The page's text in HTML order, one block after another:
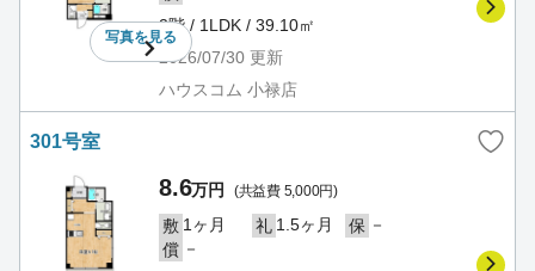
写真を見る
2階 / 1LDK / 39.10㎡
2026/07/30 更新
ハウスコム 小禄店
301号室
8.6万円 (共益費 5,000円)
敷 1ヶ月 礼 1.5ヶ月 保 －
償 －